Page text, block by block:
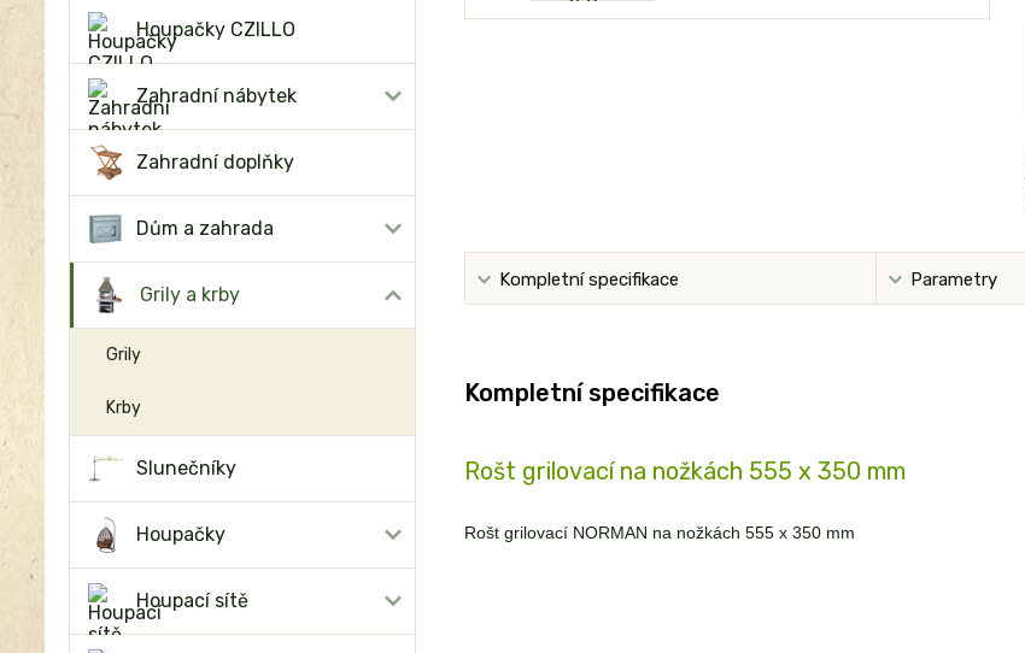
Houpačky CZILLO
Zahradní nábytek
Zahradní doplňky
Dům a zahrada
Grily a krby
Grily
Krby
Slunečníky
Houpačky
Houpací sítě
Kompletní specifikace Parametry
Kompletní specifikace
Rošt grilovací na nožkách 555 x 350 mm
Rošt grilovací NORMAN na nožkách 555 x 350 mm